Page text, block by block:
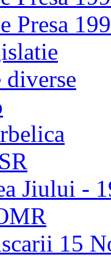
Presa
diverse
Jiului -
15